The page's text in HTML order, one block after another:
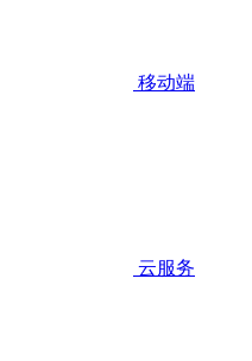
移动端
云服务